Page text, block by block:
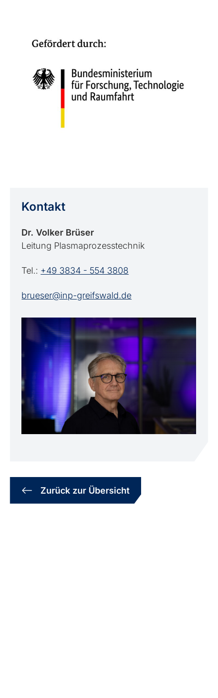
Kontakt
Dr. Volker Brüser
Leitung Plasmaprozesstechnik
Tel.: +49 3834 - 554 3808
brueser@inp-greifswald.de
Zurück zur Übersicht